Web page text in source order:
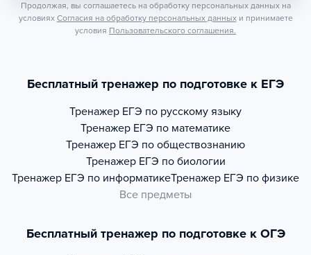
Продолжая, вы соглашаетесь на обработку персональных данных на
условиях Согласия на обработку персональных данных и принимаете
условия Пользовательского соглашения.
Бесплатный тренажер по подготовке к ЕГЭ
Тренажер ЕГЭ по русскому языку
Тренажер ЕГЭ по математике
Тренажер ЕГЭ по обществознанию
Тренажер ЕГЭ по биологии
Тренажер ЕГЭ по информатикеТренажер ЕГЭ по физике
Все предметы
Бесплатный тренажер по подготовке к ОГЭ